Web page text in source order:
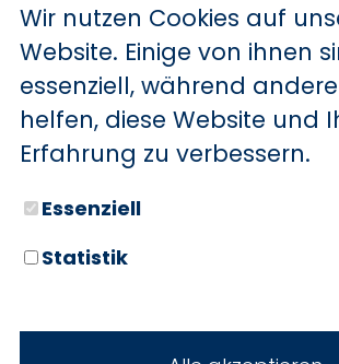
START-Paket aktuell zum
149 EUR erhältlich.
Paketinhalt: Fußmatten,
Warndreieck, Warnweste,
Innen- und Außenreinigung),
Zulassungsunterlagen, Montage
Kennzeichenhalter.
Inzahlungnahme Ihres
Fahrzeugkauf:
Wir nutzen Cookies auf
Website. Einige von ihnen
essenziell, während
helfen, diese Website und
Erfahrung zu verbessern.
Essenziell
Statistik